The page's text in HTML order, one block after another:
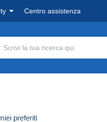
Centro assistenza
preferiti